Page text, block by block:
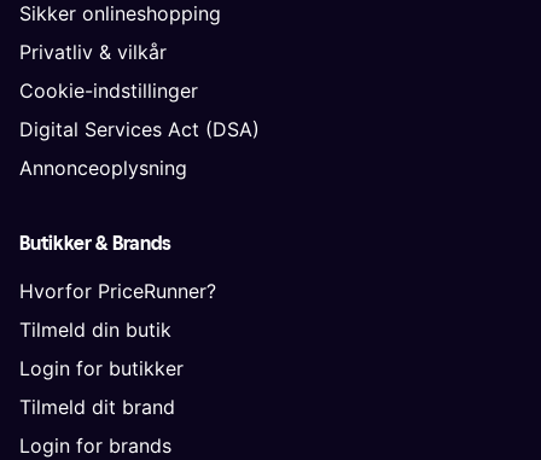
Sikker onlineshopping
Privatliv & vilkår
Cookie-indstillinger
Digital Services Act (DSA)
Annonceoplysning
Butikker & Brands
Hvorfor PriceRunner?
Tilmeld din butik
Login for butikker
Tilmeld dit brand
Login for brands